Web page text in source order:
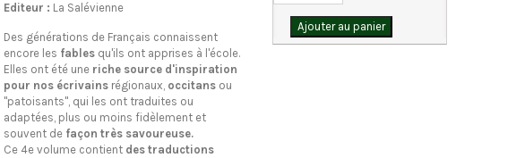
Editeur : La Salévienne
Des générations de Français connaissent
encore les fables qu'ils ont apprises à l'école.
Elles ont été une riche source d'inspiration
pour nos écrivains régionaux, occitans ou
"patoisants", qui les ont traduites ou
adaptées, plus ou moins fidèlement et
souvent de façon très savoureuse.
Ce 4e volume contient des traductions
Ajouter au panier